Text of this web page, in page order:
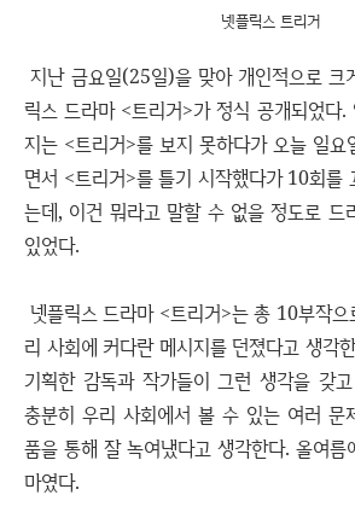
넷플릭스 트리거
지난 금요일(25일)을 맞아 개인적으로 크
릭스 드라마 <트리거>가 정식 공개되었다.
지는 <트리거>를 보지 못하다가 오늘 일요
면서 <트리거>를 틀기 시작했다가 10회를
는데, 이건 뭐라고 말할 수 없을 정도로 드
있었다.
넷플릭스 드라마 <트리거>는 총 10부작
리 사회에 커다란 메시지를 던졌다고 생각
기획한 감독과 작가들이 그런 생각을 갖
충분히 우리 사회에서 볼 수 있는 여러 문
품을 통해 잘 녹여냈다고 생각한다. 올여
마였다.